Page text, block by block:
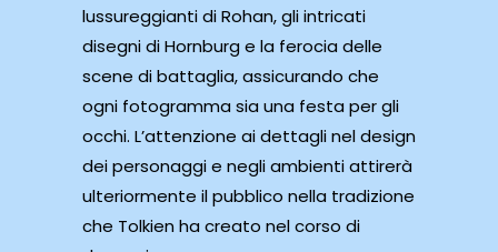
lussureggianti di Rohan, gli intricati
disegni di Hornburg e la ferocia delle
scene di battaglia, assicurando che
ogni fotogramma sia una festa per gli
occhi. L’attenzione ai dettagli nel design
dei personaggi e negli ambienti attirerà
ulteriormente il pubblico nella tradizione
che Tolkien ha creato nel corso di